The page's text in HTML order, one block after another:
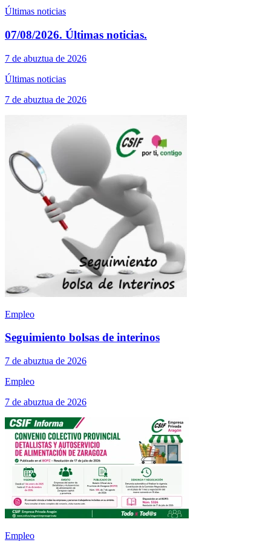
Últimas noticias
07/08/2026. Últimas noticias.
7 de abuztua de 2026
Últimas noticias
7 de abuztua de 2026
Empleo
Seguimiento bolsas de interinos
7 de abuztua de 2026
Empleo
7 de abuztua de 2026
Empleo